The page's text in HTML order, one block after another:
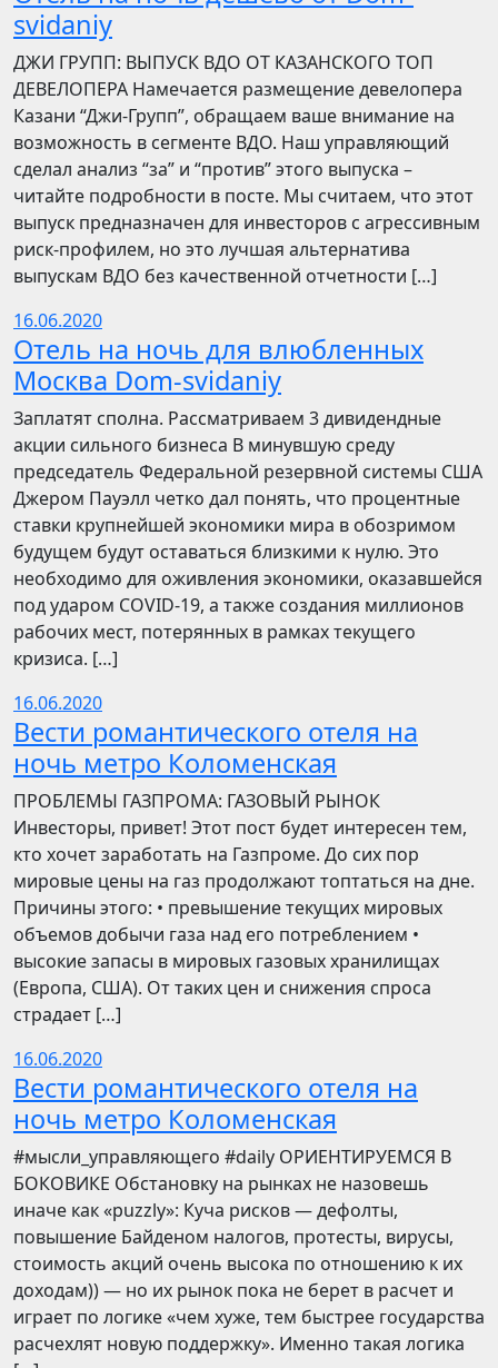
svidaniy
​​ДЖИ ГРУПП: ВЫПУСК ВДО ОТ КАЗАНСКОГО ТОП
ДЕВЕЛОПЕРА Намечается размещение девелопера
Казани “Джи-Групп”, обращаем ваше внимание на
возможность в сегменте ВДО. Наш управляющий
сделал анализ “за” и “против” этого выпуска –
читайте подробности в посте. Мы считаем, что этот
выпуск предназначен для инвесторов с агрессивным
риск-профилем, но это лучшая альтернатива
выпускам ВДО без качественной отчетности […]
16.06.2020
Отель на ночь для влюбленных
Москва Dom-svidaniy
Заплатят сполна. Рассматриваем 3 дивидендные
акции сильного бизнеса В минувшую среду
председатель Федеральной резервной системы США
Джером Пауэлл четко дал понять, что процентные
ставки крупнейшей экономики мира в обозримом
будущем будут оставаться близкими к нулю. Это
необходимо для оживления экономики, оказавшейся
под ударом COVID-19, а также создания миллионов
рабочих мест, потерянных в рамках текущего
кризиса. […]
16.06.2020
Вести романтического отеля на
ночь метро Коломенская
ПРОБЛЕМЫ ГАЗПРОМА: ГАЗОВЫЙ РЫНОК
Инвесторы, привет! Этот пост будет интересен тем,
кто хочет заработать на Газпроме. До сих пор
мировые цены на газ продолжают топтаться на дне.
Причины этого: • превышение текущих мировых
объемов добычи газа над его потреблением •
высокие запасы в мировых газовых хранилищах
(Европа, США). От таких цен и снижения спроса
страдает […]
16.06.2020
Вести романтического отеля на
ночь метро Коломенская
​​#мысли_управляющего #daily ОРИЕНТИРУЕМСЯ В
БОКОВИКЕ Обстановку на рынках не назовешь
иначе как «puzzly»: Куча рисков — дефолты,
повышение Байденом налогов, протесты, вирусы,
стоимость акций очень высока по отношению к их
доходам)) — но их рынок пока не берет в расчет и
играет по логике «чем хуже, тем быстрее государства
расчехлят новую поддержку». Именно такая логика